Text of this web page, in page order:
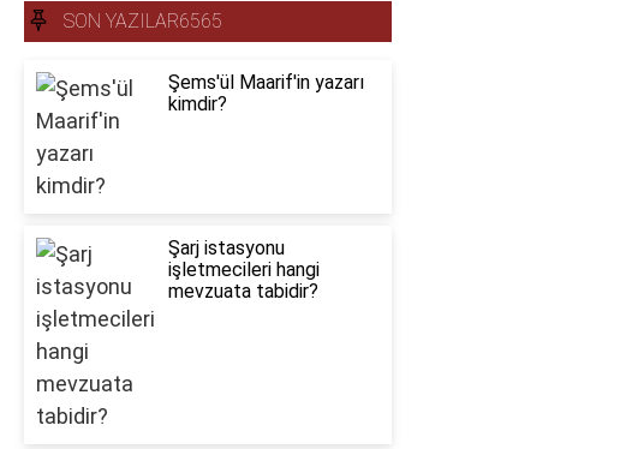
SON YAZILAR6565
Şems'ül Maarif'in yazarı
kimdir?
Şarj istasyonu
işletmecileri hangi
mevzuata tabidir?